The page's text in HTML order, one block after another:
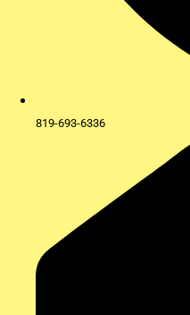
819-693-6336